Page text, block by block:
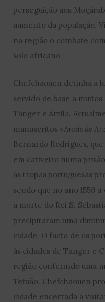
perseguição aos
aumento da população.
na região o combate
solo africano.
Chefchaouen detinha a
servido de base a
Tanger e Arzila.
manuscritos «Anais de
Bernardo Rodrigues,
em cativeiro numa
as tropas portuguesas
sendo que no ano 1550
a morte do Rei S.
precipitaram uma
cidade. O facto de os
às cidades de Tanger e
região conferindo uma
Tetuão. Chefchaouen
cidade encerrada a